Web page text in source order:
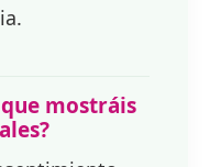
mostráis